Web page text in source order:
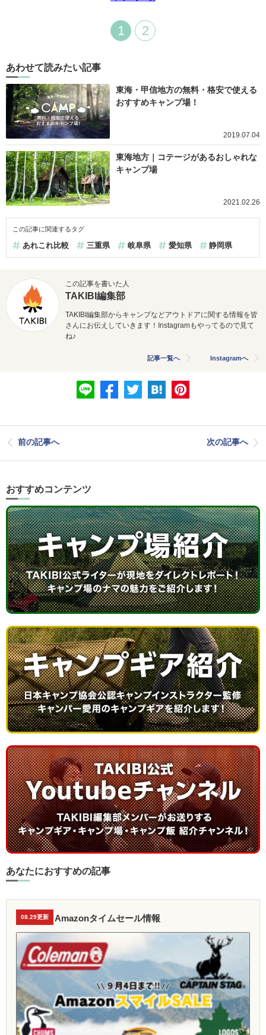
1 2
あわせて読みたい記事
東海・甲信地方の無料・格安で使える
おすすめキャンプ場！
2019.07.04
東海地方｜コテージがあるおしゃれな
キャンプ場
2021.02.26
この記事に関連するタグ
あれこれ比較 三重県 岐阜県 愛知県 静岡県
この記事を書いた人
TAKIBI編集部
TAKIBI編集部からキャンプなどアウトドアに関する情報を皆
さんにお伝えしていきます！Instagramもやってるので見て
ね♪
記事一覧へ Instagramへ
前の記事へ 次の記事へ
おすすめコンテンツ
あなたにおすすめの記事
08.29更新 Amazonタイムセール情報